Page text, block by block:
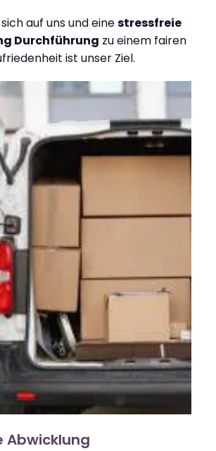
auf uns und einestressfreie
Durchführung zu einem fairen
ist unser Ziel.
Abwicklung